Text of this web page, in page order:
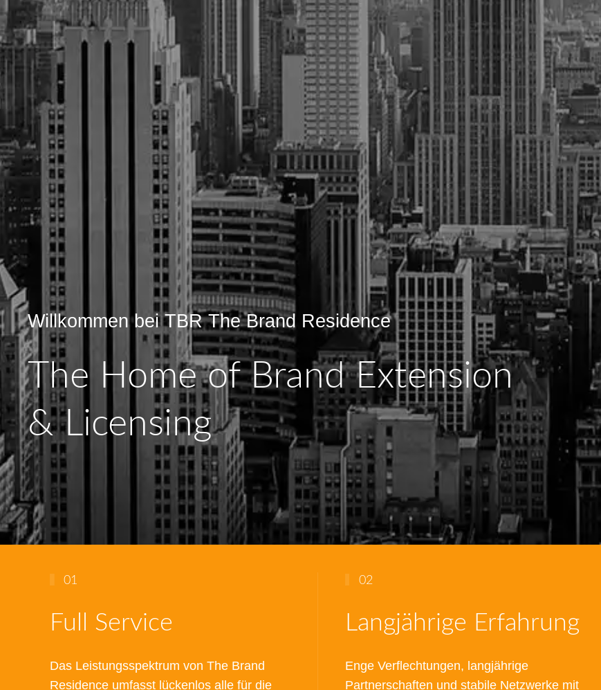
Willkommen bei TBR The Brand Residence
The Home of Brand Extension
& Licensing
01
Full Service
Das Leistungsspektrum von The Brand
Residence umfasst lückenlos alle für die
02
Langjährige Erfahrung
Enge Verflechtungen, langjährige
Partnerschaften und stabile Netzwerke mit